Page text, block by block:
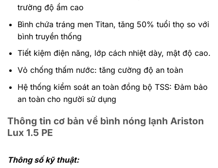
trường độ ẩm cao
Bình chứa tráng men Titan, tăng 50% tuổi thọ so với
bình truyền thống
Tiết kiệm điện năng, lớp cách nhiệt dày, mật độ cao.
Vỏ chống thấm nước: tăng cường độ an toàn
Hệ thống kiểm soát an toàn đồng bộ TSS: Đảm bảo
an toàn cho người sử dụng
Thông tin cơ bản về bình nóng lạnh Ariston
Lux 1.5 PE
Thông số kỹ thuật: